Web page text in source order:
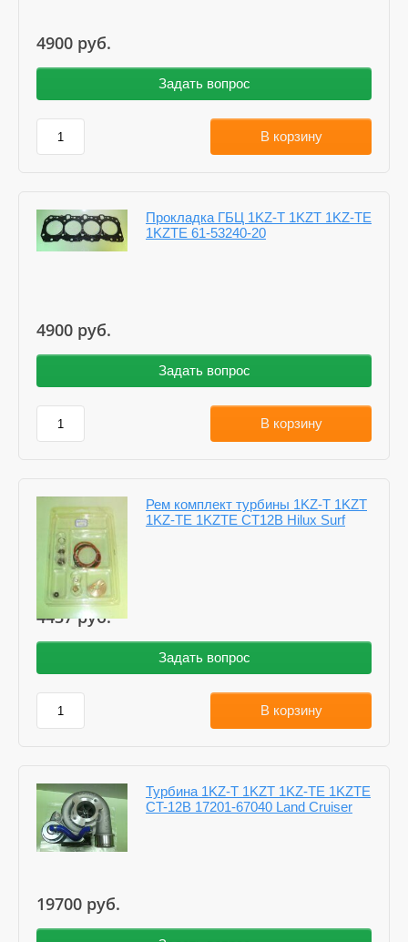
4900 руб.
Задать вопрос
В корзину
Прокладка ГБЦ 1KZ-T 1KZT 1KZ-TE
1KZTE 61-53240-20
4900 руб.
Задать вопрос
В корзину
Рем комплект турбины 1KZ-T 1KZT
1KZ-TE 1KZTE CT12B Hilux Surf
4437руб.
Задать вопрос
В корзину
Турбина 1KZ-T 1KZT 1KZ-TE 1KZTE
CT-12B 17201-67040 Land Cruiser
19700 руб.